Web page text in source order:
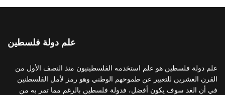
علم دولة فلسطين
علم دولة فلسطين هو علم استخدمه الفلسطينيون منذ النصف الأول من
القرن العشرين للتعبير عن طموحهم الوطني وهو رمز لأمل الفلسطنين
في أن الغد سوف يكون أفضل، فدولة فلسطين بالرغم مما تمر به من